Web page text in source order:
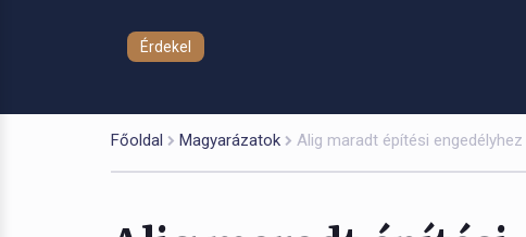
Érdekel
Főoldal Magyarázatok Alig maradt építési